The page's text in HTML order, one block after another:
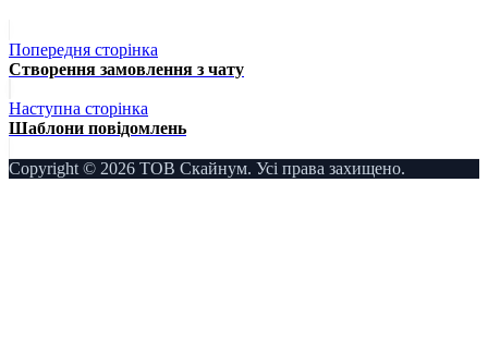
Попередня сторінка
Створення замовлення з чату
Наступна сторінка
Шаблони повідомлень
Copyright © 2026 ТОВ Скайнум. Усі права захищено.